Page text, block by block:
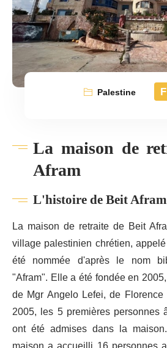
Palestine
La maison de
Afram
L'histoire de Beit Afram
La maison de retraite de Beit
village palestinien chrétien,
été nommée d'après le nom
"Afram". Elle a été fondée en
de Mgr Angelo Lefei, de
2005, les 5 premières personnes
ont été admises dans la